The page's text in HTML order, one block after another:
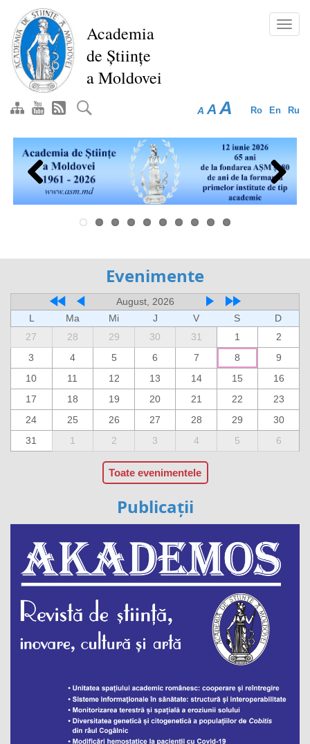
Перейти
основному
содержанию
Academia
de Științe
a Moldovei
Ro En Ru
A A A
Previous Next
Evenimente
August, 2026
L
Ma Mi J V S
D
27
28 29 30 31 1
2
3
4 5 6 7 8
9
10
11 12 13 14 15
16
17
18 19 20 21 22
23
24
25 26 27 28 29
30
31
1 2 3 4 5 6
Toate evenimentele
Publicații